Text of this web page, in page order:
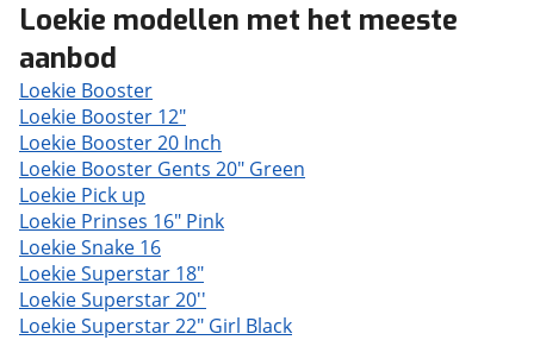
Loekie modellen met het meeste
aanbod
Loekie Booster
Loekie Booster 12"
Loekie Booster 20 Inch
Loekie Booster Gents 20" Green
Loekie Pick up
Loekie Prinses 16" Pink
Loekie Snake 16
Loekie Superstar 18"
Loekie Superstar 20''
Loekie Superstar 22" Girl Black